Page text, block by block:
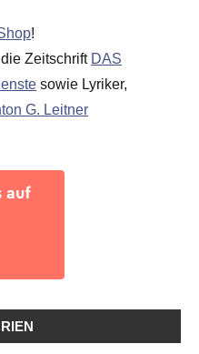
!
Zeitschrift DAS
sowie Lyriker,
G. Leitner